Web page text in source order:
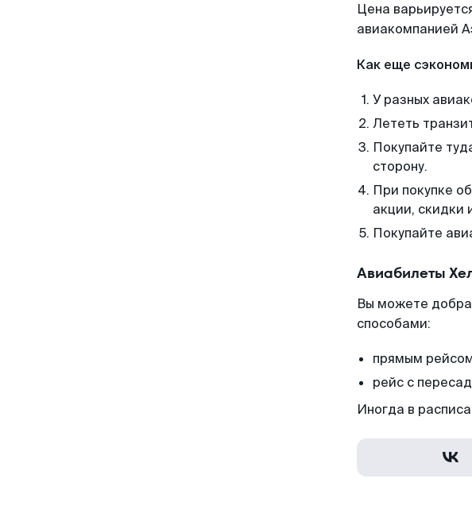
Цена
авиакомпанией
Как еще
У разных
Лететь
Покупайте
сторону.
При покупке
акции, скидки
Покупайте
Авиабилеты
Вы можете
способами:
прямым
рейс с
Иногда в